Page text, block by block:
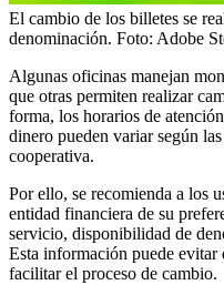
El cambio de los billetes se
denominación. Foto: Adobe
Algunas oficinas manejan
que otras permiten realizar
forma, los horarios de
dinero pueden variar según
cooperativa.
Por ello, se recomienda a los
entidad financiera de su
servicio, disponibilidad de
Esta información puede evitar
facilitar el proceso de cambio.